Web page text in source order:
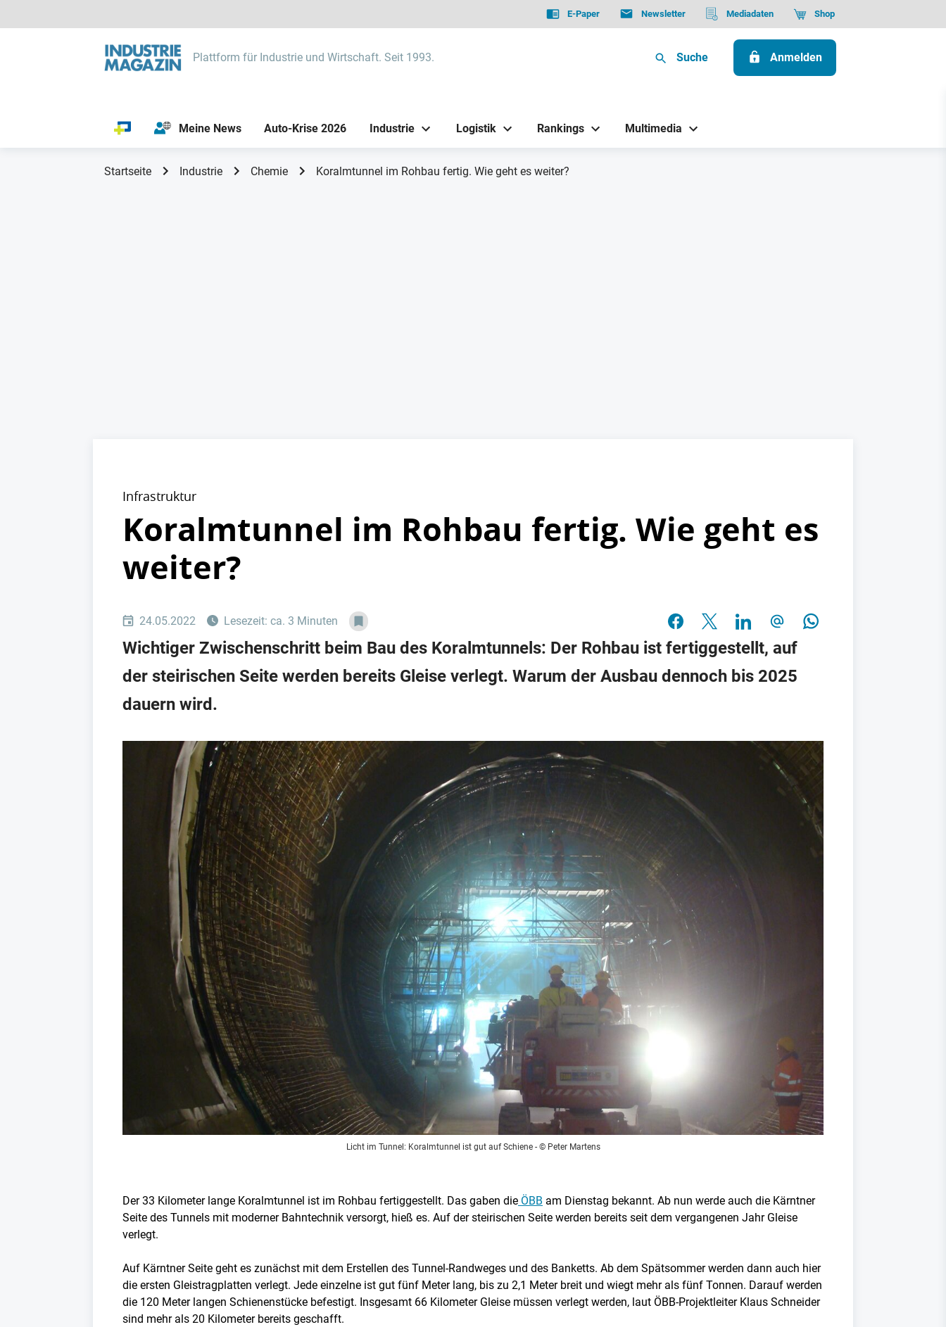
E-Paper Newsletter Mediadaten Shop
Plattform für Industrie und Wirtschaft. Seit 1993. Suche Anmelden
Meine News Auto-Krise 2026 Industrie Logistik Rankings Multimedia
Startseite Industrie Chemie Koralmtunnel im Rohbau fertig. Wie geht es weiter?
Infrastruktur
Koralmtunnel im Rohbau fertig. Wie geht es
weiter?
24.05.2022 Lesezeit: ca. 3 Minuten
Wichtiger Zwischenschritt beim Bau des Koralmtunnels: Der Rohbau ist fertiggestellt, auf
der steirischen Seite werden bereits Gleise verlegt. Warum der Ausbau dennoch bis 2025
dauern wird.
Licht im Tunnel: Koralmtunnel ist gut auf Schiene- © Peter Martens
Der 33 Kilometer lange Koralmtunnel ist im Rohbau fertiggestellt. Das gaben die ÖBB am Dienstag bekannt. Ab nun werde auch die Kärntner
Seite des Tunnels mit moderner Bahntechnik versorgt, hieß es. Auf der steirischen Seite werden bereits seit dem vergangenen Jahr Gleise
verlegt.
Auf Kärntner Seite geht es zunächst mit dem Erstellen des Tunnel-Randweges und des Banketts. Ab dem Spätsommer werden dann auch hier
die ersten Gleistragplatten verlegt. Jede einzelne ist gut fünf Meter lang, bis zu 2,1 Meter breit und wiegt mehr als fünf Tonnen. Darauf werden
die 120 Meter langen Schienenstücke befestigt. Insgesamt 66 Kilometer Gleise müssen verlegt werden, laut ÖBB-Projektleiter Klaus Schneider
sind mehr als 20 Kilometer bereits geschafft.